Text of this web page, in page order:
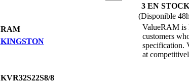
3 EN STOCK
(Disponible
RAM
KINGSTON
KVR32S22S8/8
ValueRAM is
customers
specification.
at